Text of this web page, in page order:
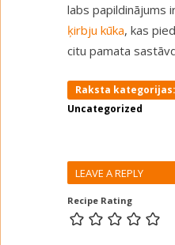
labs papildinājums
ķirbju kūka, kas
citu pamata
Raksta kategorijas:
Uncategorized
LEAVE A REPLY
Recipe Rating